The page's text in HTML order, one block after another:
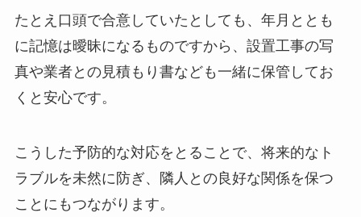
たとえ口頭で合意していたとしても、年月ととも
に記憶は曖昧になるものですから、設置工事の写
真や業者との見積もり書なども一緒に保管してお
くと安心です。
こうした予防的な対応をとることで、将来的なト
ラブルを未然に防ぎ、隣人との良好な関係を保つ
ことにもつながります。